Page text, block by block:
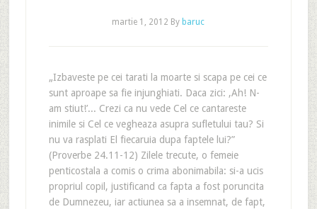
martie 1, 2012 By baruc
„Izbaveste pe cei tarati la moarte si scapa pe cei ce
sunt aproape sa fie injunghiati. Daca zici: ‚Ah! N-
am stiut!’... Crezi ca nu vede Cel ce cantareste
inimile si Cel ce vegheaza asupra sufletului tau? Si
nu va rasplati El fiecaruia dupa faptele lui?”
(Proverbe 24.11-12) Zilele trecute, o femeie
penticostala a comis o crima abonimabila: si-a ucis
propriul copil, justificand ca fapta a fost poruncita
de Dumnezeu, iar actiunea sa a insemnat, de fapt,